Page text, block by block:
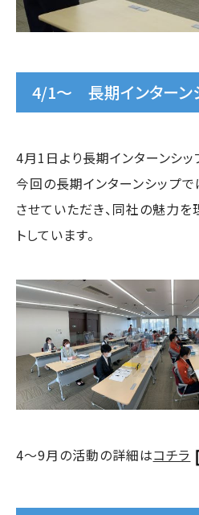
4/1～ 長期インターン
4月1日より長期インターンシッ
今回の長期インターンシップ
させていただき、同社の魅力を
トしています。
4～9月の活動の詳細はコチラ